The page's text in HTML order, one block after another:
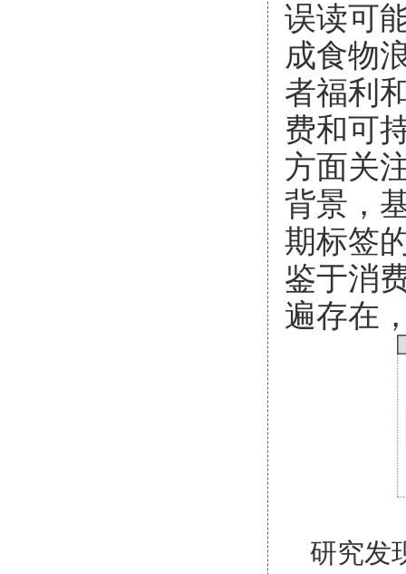
误读可
成食物
者福利
费和可
方面关
背景，
期标签
鉴于消
遍存在
研究发